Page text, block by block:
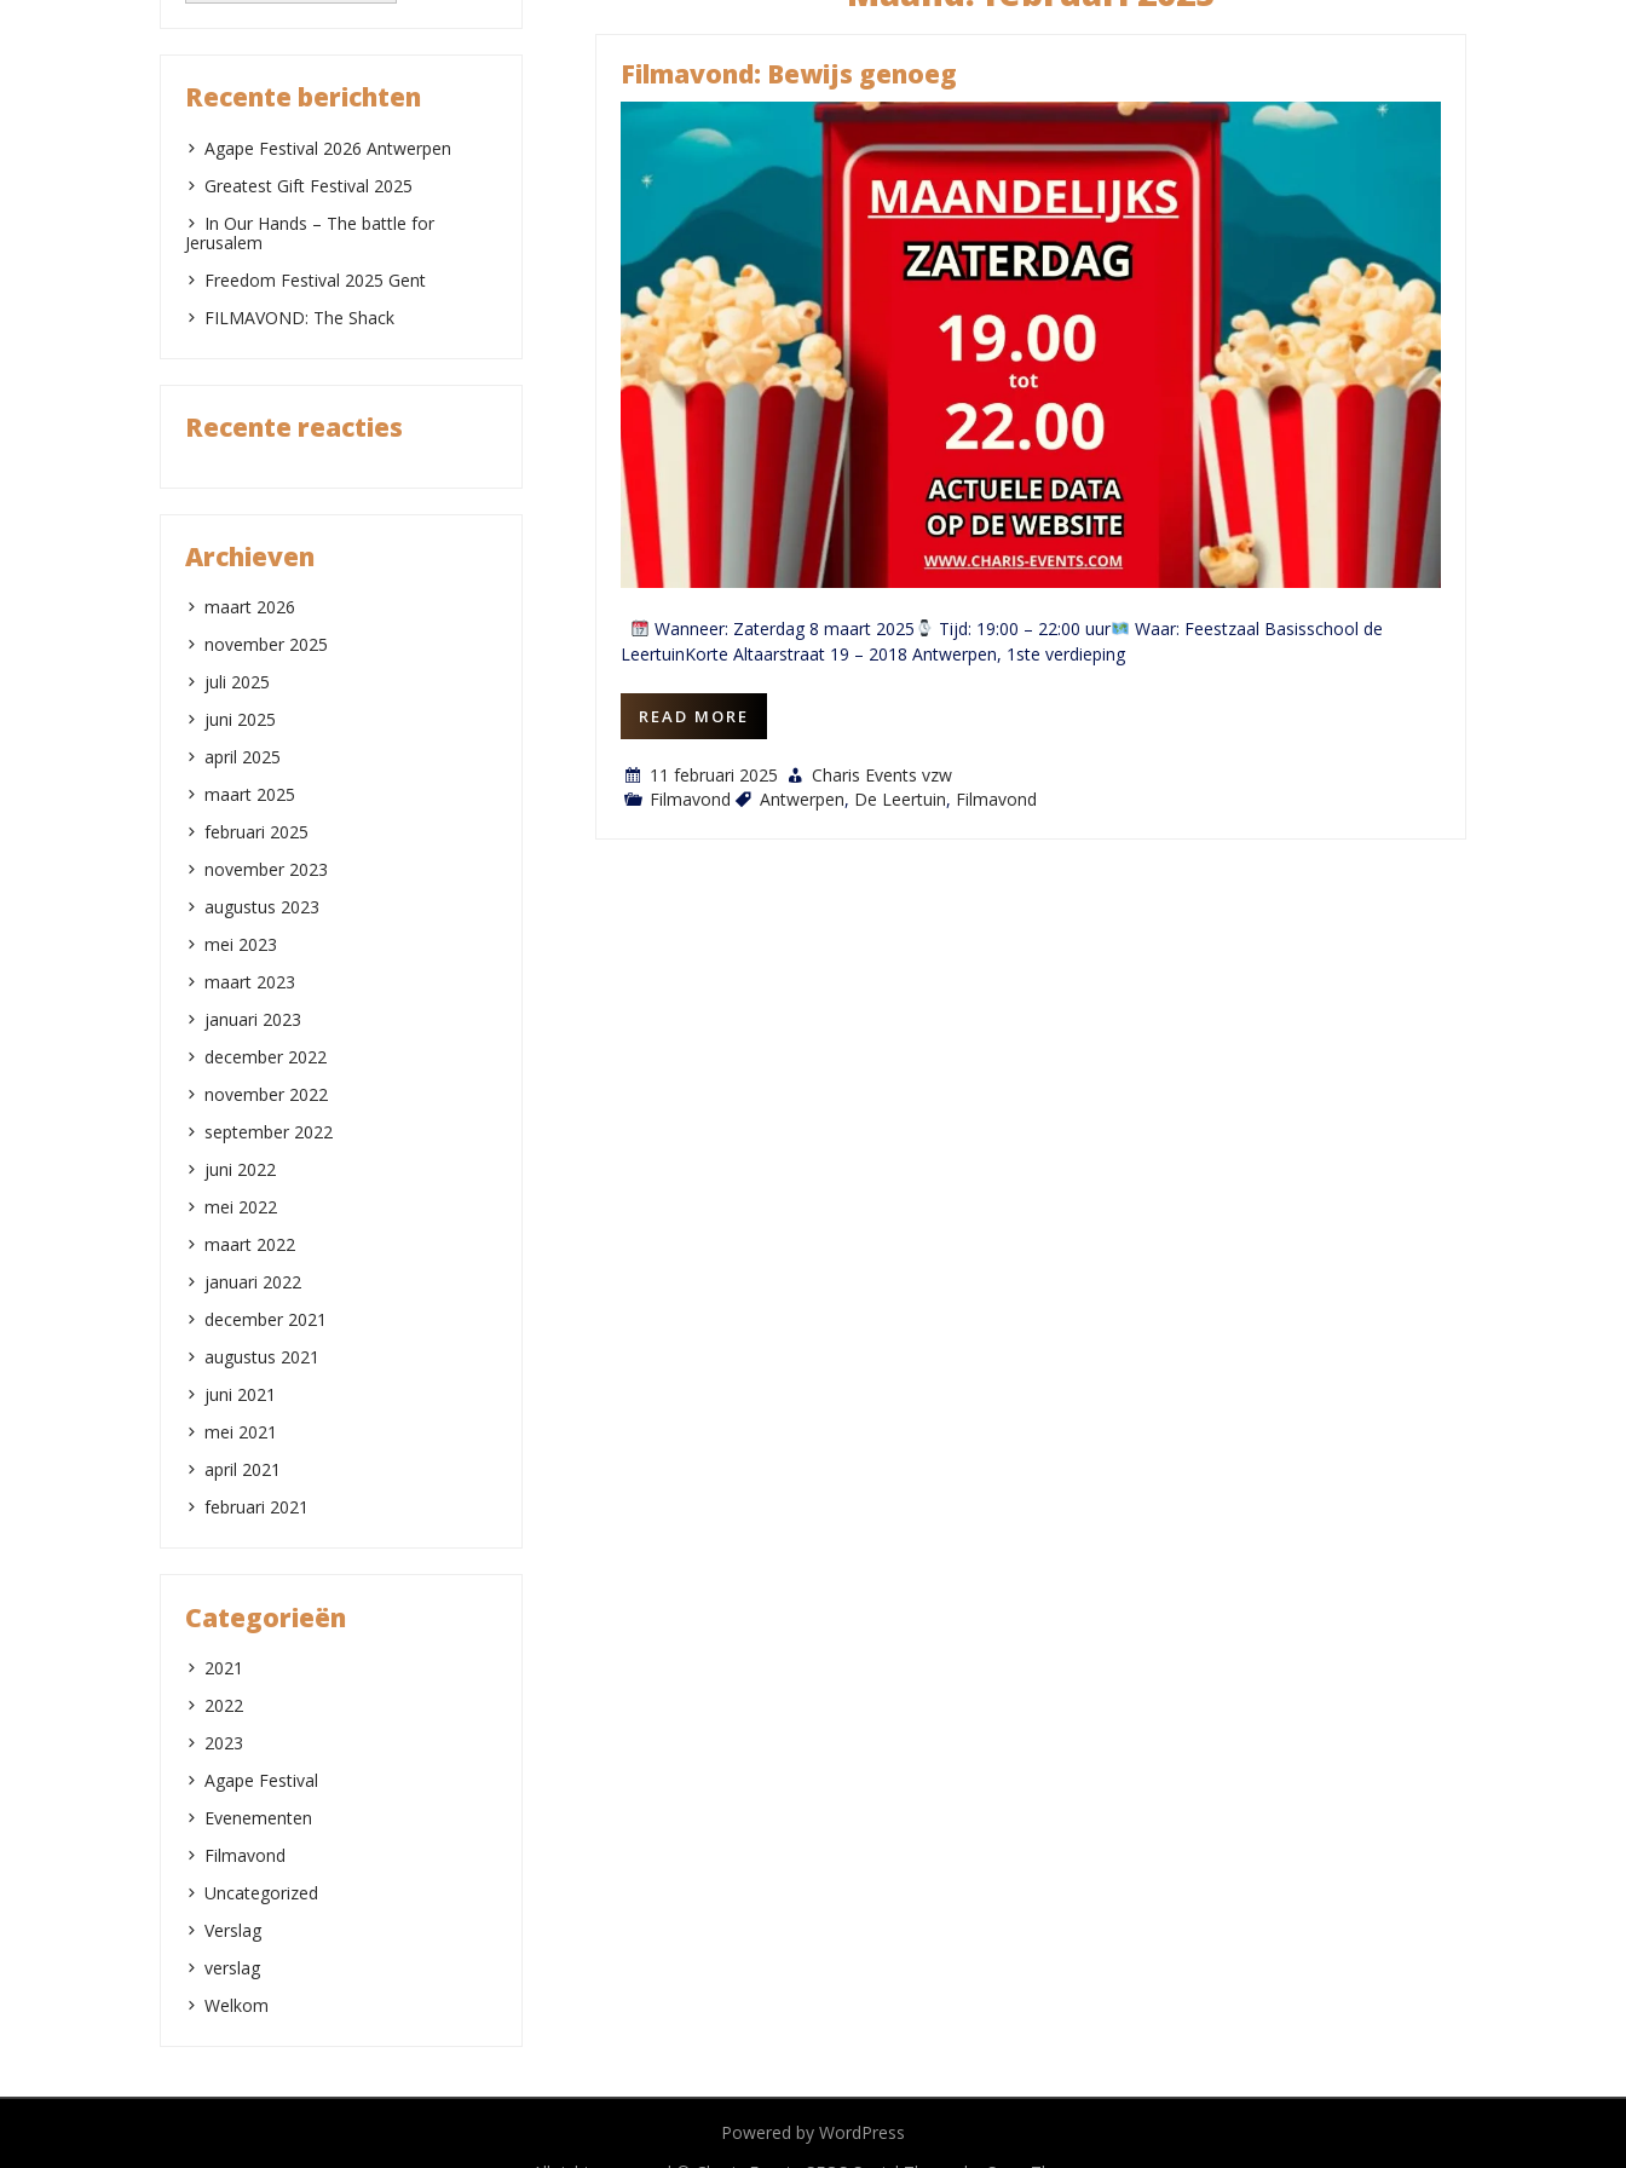
Filmavond: Bewijs genoeg
Wanneer: Zaterdag 8 maart 2025 Tijd: 19:00 – 22:00 uur
Waar: Feestzaal Basisschool de
LeertuinKorte Altaarstraat 19 – 2018 Antwerpen, 1ste verdieping
READ MORE
11 februari 2025
Charis Events vzw
Filmavond
Antwerpen, De Leertuin, Filmavond
Recente berichten
Agape Festival 2026 Antwerpen
Greatest Gift Festival 2025
In Our Hands – The battle for
Jerusalem
Freedom Festival 2025 Gent
FILMAVOND: The Shack
Recente reacties
Archieven
maart 2026
november 2025
juli 2025
juni 2025
april 2025
maart 2025
februari 2025
november 2023
augustus 2023
mei 2023
maart 2023
januari 2023
december 2022
november 2022
september 2022
juni 2022
mei 2022
maart 2022
januari 2022
december 2021
augustus 2021
juni 2021
mei 2021
april 2021
februari 2021
Categorieën
2021
2022
2023
Agape Festival
Evenementen
Filmavond
Uncategorized
Verslag
verslag
Welkom
Powered by WordPress